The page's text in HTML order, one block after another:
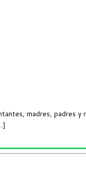
madres, padres y